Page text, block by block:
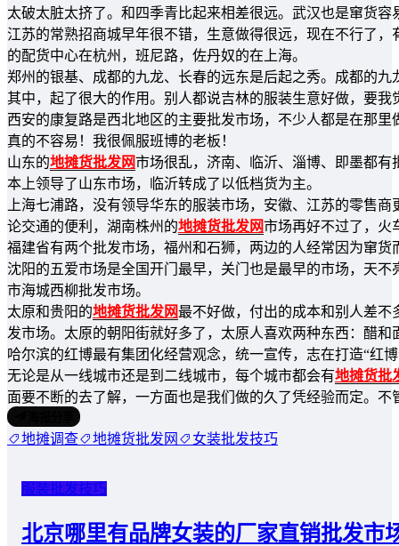
太破太脏太挤了。和四季青比起来相差很远。武汉也是窜货容
江苏的常熟招商城早年很不错，生意做得很远，现在不行了
的配货中心在杭州，班尼路，佐丹奴的在上海。
郑州的银基、成都的九龙、长春的远东是后起之秀。成都的
其中，起了很大的作用。别人都说吉林的服装生意好做，要
西安的康复路是西北地区的主要批发市场，不少人都是在那
真的不容易！我很佩服班博的老板！
山东的地摊货批发网市场很乱，济南、临沂、淄博、即墨都
本上领导了山东市场，临沂转成了以低档货为主。
上海七浦路，没有领导华东的服装市场，安徽、江苏的零售
论交通的便利，湖南株州的地摊货批发网市场再好不过了，火
福建省有两个批发市场，福州和石狮，两边的人经常因为窜
沈阳的五爱市场是全国开门最早，关门也是最早的市场，天
市海城西柳批发市场。
太原和贵阳的地摊货批发网最不好做，付出的成本和别人差
发市场。太原的朝阳街就好多了，太原人喜欢两种东西：醋和
哈尔滨的红博最有集团化经营观念，统一宣传，志在打造“红
无论是从一线城市还是到二线城市，每个城市都会有地摊货批
面要不断的去了解，一方面也是我们做的久了凭经验而定。
地摊调查 地摊货批发网 女装批发技巧
服装批发技巧
北京哪里有品牌女装的厂家直销批发市